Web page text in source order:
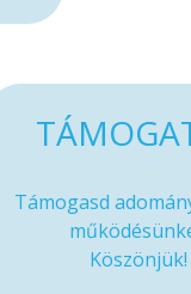
Támogasd
Köszönjük!